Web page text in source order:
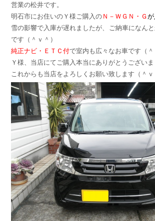
営業の松井です。
明石市にお住いのＹ様ご購入の Ｎ－ＷＧＮ・Ｇが
雪の影響で入庫が遅れましたが、ご納車になん
です（＾ｖ＾）
純正ナビ・ＥＴＣ付で室内も広々なお車です（＾
Ｙ様、当店にてご購入本当にありがとうございま
これからも当店をよろしくお願い致します（＾ｖ